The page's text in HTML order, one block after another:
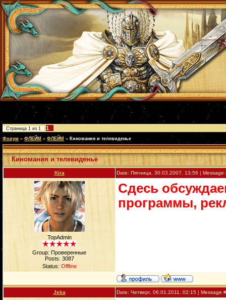
Страница 1 из 1 1
Форум » ФЛЕЙМ » ФЛЕЙМ » Киномания и телевиденье
Киномания и телевиденье
Kira Date: Пятница, 30.03.2007, 13:56 |
TopAdmin
Group: Проверенные
Posts: 3087
Status: Offline
Сдесь
программы,
Jeka Date: Четверг, 06.01.2011, 02:15 | Message